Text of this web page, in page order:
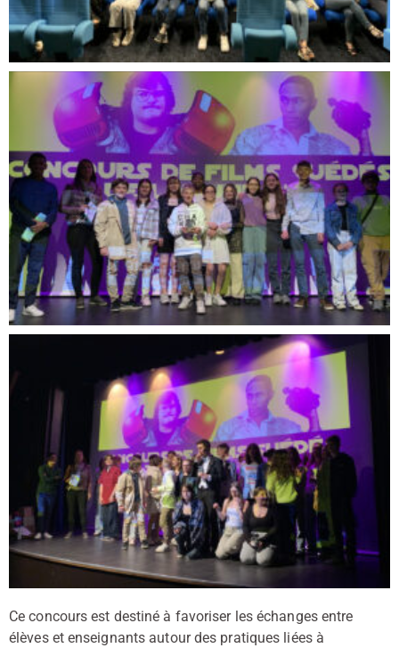
Ce concours est destiné à favoriser les échanges entre
élèves et enseignants autour des pratiques liées à